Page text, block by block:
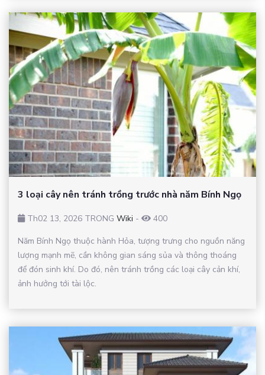
3 loại cây nên tránh trồng trước nhà năm Bính Ngọ
Th02 13, 2026 TRONG Wiki -
400
Năm Bính Ngọ thuộc hành Hỏa, tượng trưng cho nguồn năng
lượng mạnh mẽ, cần không gian sáng sủa và thông thoáng
để đón sinh khí. Do đó, nên tránh trồng các loại cây cản khí,
ảnh hưởng tới tài lộc.